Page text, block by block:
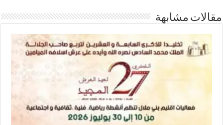
مقالات مشابهة